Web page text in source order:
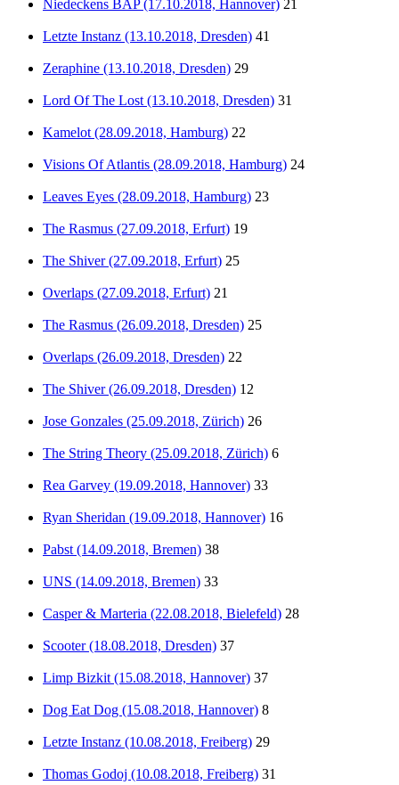
Niedeckens BAP (17.10.2018, Hannover) 21
Letzte Instanz (13.10.2018, Dresden) 41
Zeraphine (13.10.2018, Dresden) 29
Lord Of The Lost (13.10.2018, Dresden) 31
Kamelot (28.09.2018, Hamburg) 22
Visions Of Atlantis (28.09.2018, Hamburg) 24
Leaves Eyes (28.09.2018, Hamburg) 23
The Rasmus (27.09.2018, Erfurt) 19
The Shiver (27.09.2018, Erfurt) 25
Overlaps (27.09.2018, Erfurt) 21
The Rasmus (26.09.2018, Dresden) 25
Overlaps (26.09.2018, Dresden) 22
The Shiver (26.09.2018, Dresden) 12
Jose Gonzales (25.09.2018, Zürich) 26
The String Theory (25.09.2018, Zürich) 6
Rea Garvey (19.09.2018, Hannover) 33
Ryan Sheridan (19.09.2018, Hannover) 16
Pabst (14.09.2018, Bremen) 38
UNS (14.09.2018, Bremen) 33
Casper & Marteria (22.08.2018, Bielefeld) 28
Scooter (18.08.2018, Dresden) 37
Limp Bizkit (15.08.2018, Hannover) 37
Dog Eat Dog (15.08.2018, Hannover) 8
Letzte Instanz (10.08.2018, Freiberg) 29
Thomas Godoj (10.08.2018, Freiberg) 31